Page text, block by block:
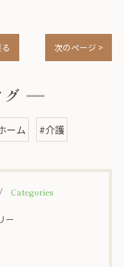
次のページ >
グ
ーム #介護
Categories
ー